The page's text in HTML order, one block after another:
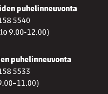
puhelinneuvonta
5540
9.00-12.00)
puhelinneuvonta
5533